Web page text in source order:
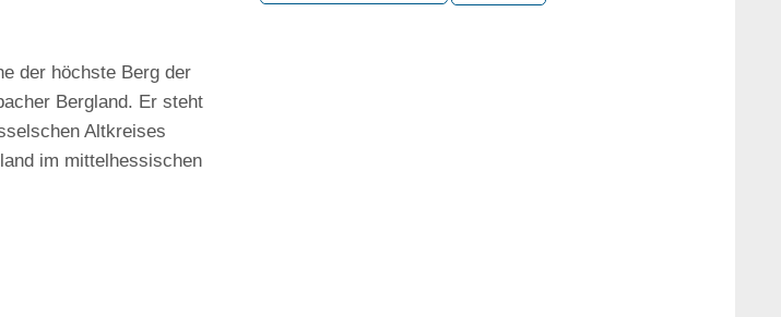
der höchste Berg der
Bergland. Er steht
Altkreises
im mittelhessischen